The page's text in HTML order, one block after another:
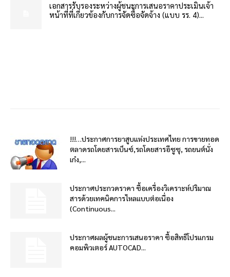
เอกสารรับรองระหว่างผู้ชนะการเสนอราคาประเมินเจ้า
หน้าที่ที่เกี่ยวข้องกับการจัดซื้อจัดจ้าง (แบบ รร. 4)...
!!!…ประกาศการยาสูบแห่งประเทศไทย การขายทอด
ตลาดรถโดยสารเบ็นซ์,รถโดยสารอีซูซุ, รถยนต์นั่ง
เก๋ง,...
ประกาศประกวดราคา ซื้อเครื่องวิเคราะห์ปริมาณ
สารด้วยเทคนิคการไหลแบบต่อเนื่อง
(Continuous...
ประกาศผลผู้ชนะการเสนอราคา ซื้อสิทธิโปรแกรม
คอมพิวเตอร์ AUTOCAD...